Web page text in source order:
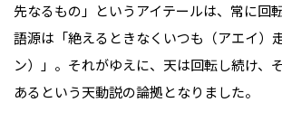
先なるもの」というアイテールは、常に回
語源は「絶えるときなくいつも（アエイ）
ン）」。それがゆえに、天は回転し続け、
あるという天動説の論拠となりました。